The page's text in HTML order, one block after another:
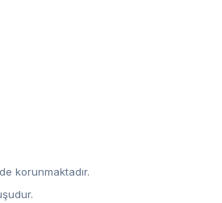
korunmaktadır.